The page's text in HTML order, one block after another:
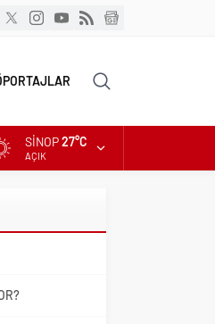
SINOP27°C
AÇIK